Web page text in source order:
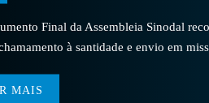
Final da Assembleia Sinodal
à santidade e envio em
MAIS